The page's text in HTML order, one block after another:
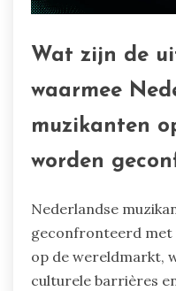
Wat zijn de
waarmee
muzikanten
worden
Nederlandse
geconfronteerd met
op de wereldmarkt,
culturele barrières